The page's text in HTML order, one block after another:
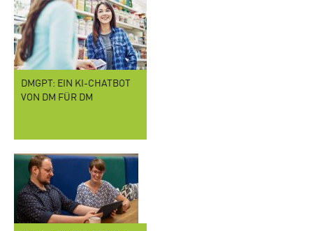
DMGPT: EIN KI-CHATBOT
VON DM FÜR DM